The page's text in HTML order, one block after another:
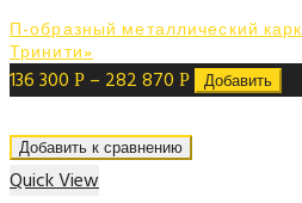
П-образный металлический
Тринити»
136 300 Р – 282 870 Р Добавить
Добавить к сравнению
Quick View